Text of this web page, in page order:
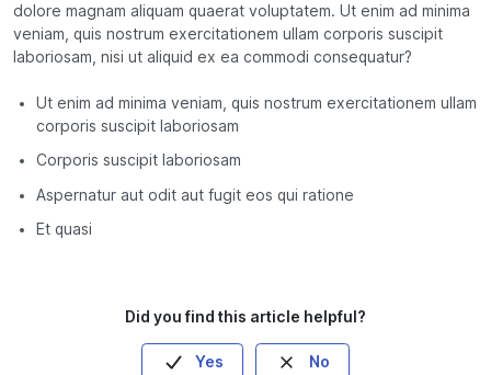
dolore magnam aliquam quaerat voluptatem. Ut enim ad minima
veniam, quis nostrum exercitationem ullam corporis suscipit
laboriosam, nisi ut aliquid ex ea commodi consequatur?
Ut enim ad minima veniam, quis nostrum exercitationem ullam
corporis suscipit laboriosam
Corporis suscipit laboriosam
Aspernatur aut odit aut fugit eos qui ratione
Et quasi
Did you find this article helpful?
Yes No